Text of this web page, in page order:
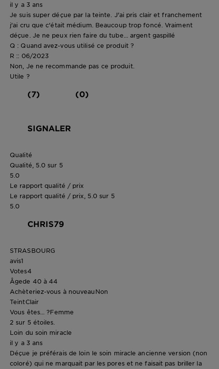
il y a 3 ans
Je suis super déçue par la teinte. J'ai pris clair et franchement
j'ai cru que c'était médium. Beaucoup trop foncé. Vraiment
déçue. Je ne peux rien faire du tube... argent gaspillé
Q : Quand avez-vous utilisé ce produit ?
R :: 06/2023
Non, Je ne recommande pas ce produit.
Utile ?
(7) (0)
SIGNALER
Qualité
Qualité, 5.0 sur 5
5.0
Le rapport qualité / prix
Le rapport qualité / prix, 5.0 sur 5
5.0
CHRIS79
STRASBOURG
avis1
Votes4
Âgede 40 à 44
Achèteriez-vous à nouveauNon
TeintClair
Vous êtes... ?Femme
2 sur 5 étoiles.
Loin du soin miracle
il y a 3 ans
Déçue je préférais de loin le soin miracle ancienne version (non
coloré) qui ne marquait par les pores et ne faisait pas briller la